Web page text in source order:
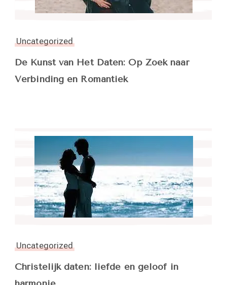
Uncategorized
De Kunst van Het Daten: Op Zoek naar
Verbinding en Romantiek
Uncategorized
Christelijk daten: liefde en geloof in